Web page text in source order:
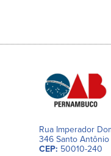
Rua Imperador
346 Santo Antônio
CEP: 50010-240